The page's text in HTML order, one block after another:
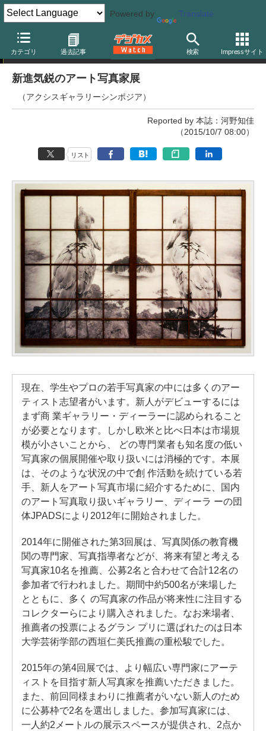
Powered by Translate
カテゴリ 過去記事 検索 Impressサイト
写真展
新進気鋭のアート写真家展
（アクシスギャラリーシンポジア）
Reported by 本誌：河野知佳
（2015/10/7 08:00）
リスト
現在、学生やプロの若手写真家の中には多くのアー
ティスト志望者がいます。新人がデビューするには
まず商 業ギャラリー・ディーラーに認められること
が必要となります。しかし欧米と比べ日本は市場規
模が小さいことから、 どの専門業者も知名度の低い
写真家の個展開催や取り扱いには消極的です。本展
は、そのような状況の中で創 作活動を続けている若
手、新人をアート写真市場に紹介するために、国内
のアート写真取り扱いギャラリー、ディーラ ーの団
体JPADSにより2012年に開始されました。
2014年に開催された第3回展は、写真関係の教育機
関の専門家、写真指導者などが、将来有望と考える
写真家10名を推薦、公募2名と合わせて合計12名の
参加者で行われました。期間中約500名が来場した
とともに、多く の写真家の作品が将来性に注目する
コレクターらにより購入されました。なお来場者、
推薦者の投票によるグラン プリに選ばれたのは日本
大学芸術学部の西垣仁美氏推薦の重松駿でした。
2015年の第4回展では、より幅広い専門家にアーテ
ィストを目指す新人写真家を推薦いただきました。
また、前回同様まわりに推薦者がいない新人のため
に公募枠で2名を選出しました。参加写真家には、
一人約2メートルの展示スペースが提供され、2点か